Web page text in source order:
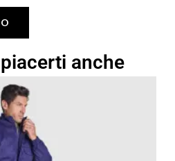
anche
a